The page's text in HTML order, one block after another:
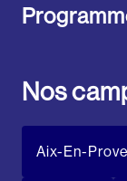
Nos
Aix-En-